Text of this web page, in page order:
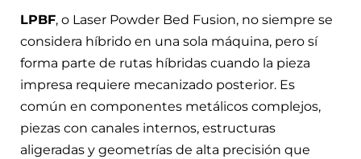
LPBF, o Laser Powder Bed Fusion, no siempre se
considera híbrido en una sola máquina, pero sí
forma parte de rutas híbridas cuando la pieza
impresa requiere mecanizado posterior. Es
común en componentes metálicos complejos,
piezas con canales internos, estructuras
aligeradas y geometrías de alta precisión que